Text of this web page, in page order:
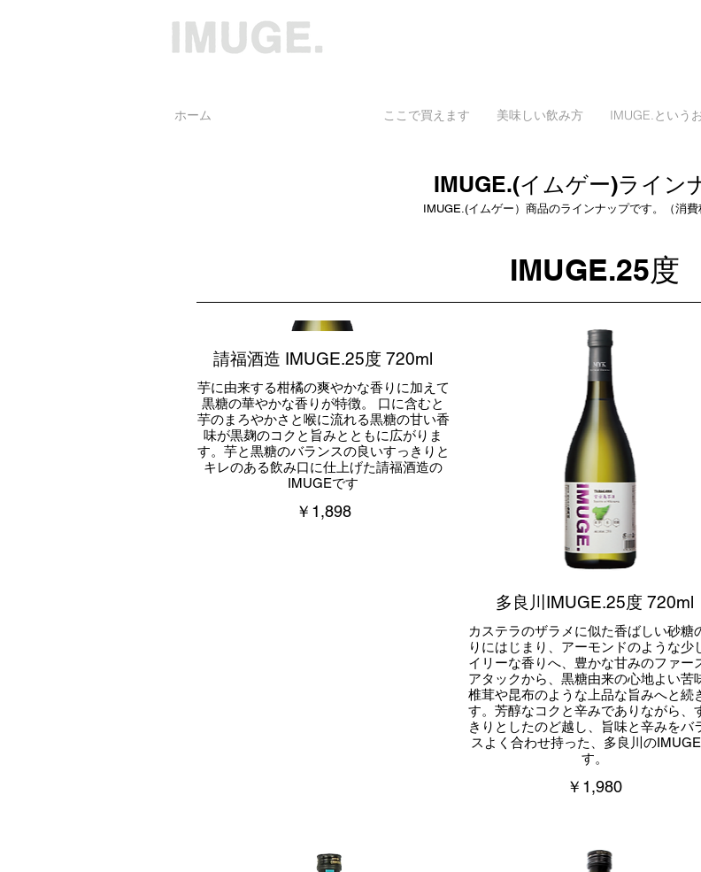
ホーム ここで買えます 美味しい飲み方 IMUGE.という
IMUGE.(イムゲー)ライン
IMUGE.(イムゲー）商品のラインナップです。（消費
IMUGE.25度
請福酒造 IMUGE.25度 720ml
芋に由来する柑橘の爽やかな香りに加えて
黒糖の華やかな香りが特徴。 口に含むと
芋のまろやかさと喉に流れる黒糖の甘い香
味が黒麹のコクと旨みとともに広がりま
す。芋と黒糖のバランスの良いすっきりと
キレのある飲み口に仕上げた請福酒造の
IMUGEです
￥1,898
多良川IMUGE.25度 720ml
カステラのザラメに似た香ばしい砂糖
りにはじまり、アーモンドのような少
イリーな香りへ、豊かな甘みのファー
アタックから、黒糖由来の心地よい苦
椎茸や昆布のような上品な旨みへと続
す。芳醇なコクと辛みでありながら、
きりとしたのど越し、旨味と辛みをバ
スよく合わせ持った、多良川の
す。
￥1,980